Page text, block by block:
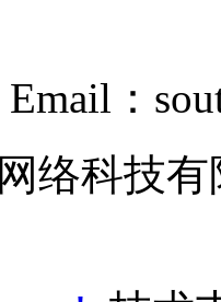
：
络科技